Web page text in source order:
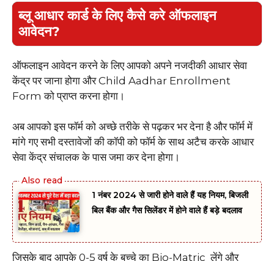
ब्लू आधार कार्ड के लिए कैसे करे ऑफलाइन
आवेदन?
ऑफलाइन आवेदन करने के लिए आपको अपने नजदीकी आधार सेवा
केंद्र पर जाना होगा और Child Aadhar Enrollment
Form को प्राप्त करना होगा।
अब आपको इस फॉर्म को अच्छे तरीके से पढ़कर भर देना है और फॉर्म में
मांगे गए सभी दस्तावेजों की कॉपी को फॉर्म के साथ अटैच करके आधार
सेवा केंद्र संचालक के पास जमा कर देना होगा।
1 नंबर 2024 से जारी होने वाले हैं यह नियम, बिजली
बिल बैंक और गैस सिलेंडर में होने वाले हैं बड़े बदलाव
जिसके बाद आपके 0-5 वर्ष के बच्चे का Bio-Matric लेंगे और